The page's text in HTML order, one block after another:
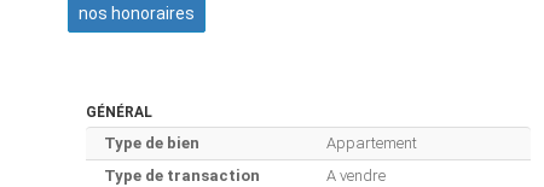
nos honoraires
GÉNÉRAL
Type de bien
Appartement
Type de transaction
A vendre